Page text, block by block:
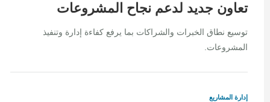
تعاون جديد لدعم نجاح المشروعات
توسيع نطاق الخبرات والشراكات بما يرفع كفاءة إدارة وتنفيذ
المشروعات.
إدارة المشاريع